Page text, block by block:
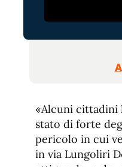
A
«Alcuni cittadini
stato di forte
pericolo in cui
in via Lungoliri